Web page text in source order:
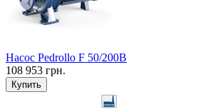
Насос Pedrollo F 50/200B
108 953 грн.
Купить